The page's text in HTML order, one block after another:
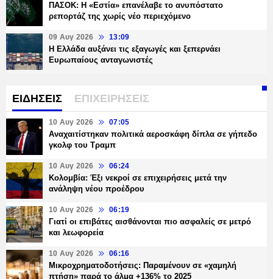
ΠΑΣΟΚ: Η «Εστία» επανέλαβε το ανυπόστατο
ρεπορτάζ της χωρίς νέο περιεχόμενο
09 Αυγ 2026 13:09
Η Ελλάδα αυξάνει τις εξαγωγές και ξεπερνάει
Ευρωπαίους ανταγωνιστές
ΕΙΔΗΣΕΙΣ ΕΠΙΧΕΙΡΗΣΕΙΣ
10 Αυγ 2026 07:05
Αναχαιτίστηκαν πολιτικά αεροσκάφη δίπλα σε γήπεδο
γκολφ του Τραμπ
10 Αυγ 2026 06:24
Κολομβία: Έξι νεκροί σε επιχειρήσεις μετά την
ανάληψη νέου προέδρου
10 Αυγ 2026 06:19
Γιατί οι επιβάτες αισθάνονται πιο ασφαλείς σε μετρό
και λεωφορεία
10 Αυγ 2026 06:16
Μικροχρηματοδοτήσεις: Παραμένουν σε «χαμηλή
πτήση» παρά το άλμα +136% το 2025